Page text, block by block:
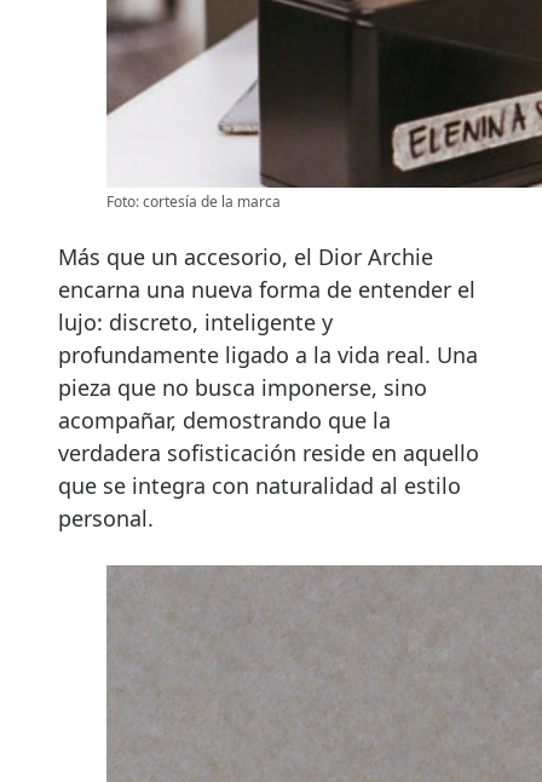
Foto: cortesía de la marca
Más que un accesorio, el Dior Archie
encarna una nueva forma de entender el
lujo: discreto, inteligente y
profundamente ligado a la vida real. Una
pieza que no busca imponerse, sino
acompañar, demostrando que la
verdadera sofisticación reside en aquello
que se integra con naturalidad al estilo
personal.